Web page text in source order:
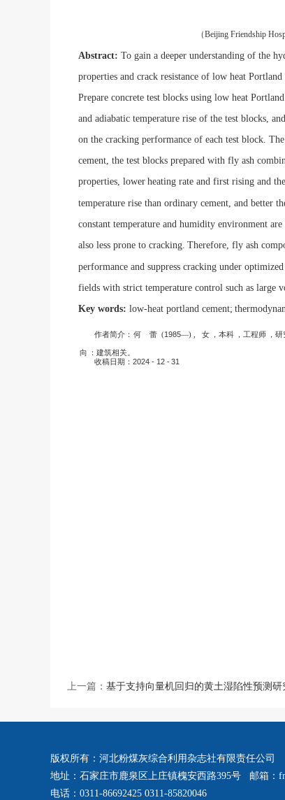
（Beijing Friendship
Abstract: To gain a deeper understanding of the
properties and crack resistance of low heat
Prepare concrete test blocks using low heat
and adiabatic temperature rise of the test blocks,
on the cracking performance of each test block.
cement, the test blocks prepared with fly ash
properties, lower heating rate and first rising and
temperature rise than ordinary cement, and better
constant temperature and humidity environment
also less prone to cracking. Therefore, fly ash
performance and suppress cracking under
fields with strict temperature control such as large
Key words: low-heat portland cement; t
作者简介： 何 蕾 (1985—) , 女 ，本科 ，工程师 ，
向
：建筑相关。
收稿日期： 2024 - 12 -31
上一篇： 基于支持向量机回归的黄土湿陷性预测研
版权所有：河北粉煤灰综合利用杂志社有限责任公司
地址：石家庄市鹿泉区上庄镇槐安西路395号 邮箱：
电话：0311-86692425 0311-85820046